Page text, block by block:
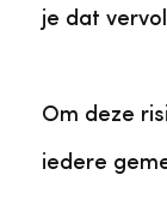
je dat
Om deze
iedere